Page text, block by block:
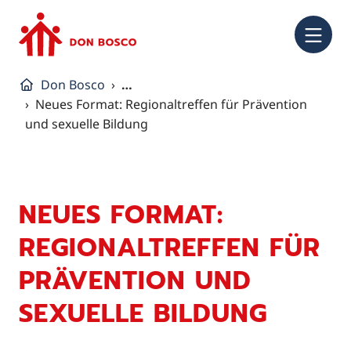
Don Bosco
…
Neues Format: Regionaltreffen für Prävention
und sexuelle Bildung
NEUES FORMAT:
REGIONALTREFFEN FÜR
PRÄVENTION UND
SEXUELLE BILDUNG